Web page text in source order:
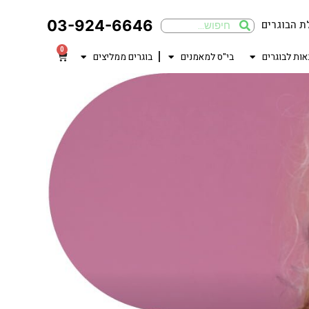
הבוגרים 03-924-6646
לבוגרים בי"ס למאמנים בוגרים ממליצים
0